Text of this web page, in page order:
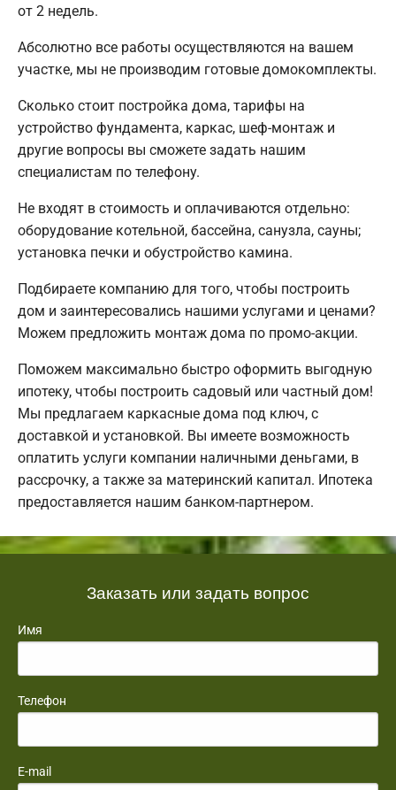
от 2 недель.
Абсолютно все работы осуществляются на вашем
участке, мы не производим готовые домокомплекты.
Сколько стоит постройка дома, тарифы на
устройство фундамента, каркас, шеф-монтаж и
другие вопросы вы сможете задать нашим
специалистам по телефону.
Не входят в стоимость и оплачиваются отдельно:
оборудование котельной, бассейна, санузла, сауны;
установка печки и обустройство камина.
Подбираете компанию для того, чтобы построить
дом и заинтересовались нашими услугами и ценами?
Можем предложить монтаж дома по промо-акции.
Поможем максимально быстро оформить выгодную
ипотеку, чтобы построить садовый или частный дом!
Мы предлагаем каркасные дома под ключ, с
доставкой и установкой. Вы имеете возможность
оплатить услуги компании наличными деньгами, в
рассрочку, а также за материнский капитал. Ипотека
предоставляется нашим банком-партнером.
Заказать или задать вопрос
Имя
Телефон
E-mail